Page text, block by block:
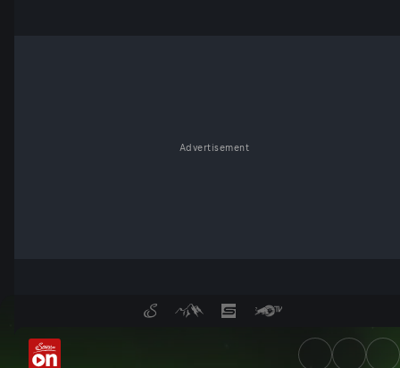
Advertisement
Aurora - Fackeln am